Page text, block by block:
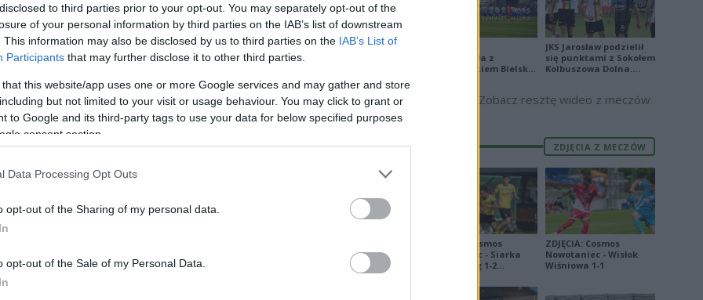
to third parties prior to your opt-out. You may separately opt-out of the
of your personal information by third parties on the IAB’s list of downstream
This information may also be disclosed by us to third parties on the IAB’s List of
Participants that may further disclose it to other third parties.
that this website/app uses one or more Google services and may gather and store
but not limited to your visit or usage behaviour. You may click to grant or
to Google and its third-party tags to use your data for below specified purposes
consent section.
Data Processing Opt Outs
opt-out of the Sharing of my personal data.
opt-out of the Sale of my Personal Data.
16 32 9 5 2 43-16
16 10 2 44-26
16 30 9 3
15 16 5 1 9 33-57
16 13 3 4 9 29-48
remis porażka
35-8
zremisowała z
Podbeskidziem Bielsko-
JKS Jarosław podzielił
się punktami z Sokołem
Kolbuszowa Dolna.
Zobacz resztę wideo z meczów
ZDJĘCIA Z MECZÓW
ZDJĘCIA: Cosmos
Nowotaniec - Siarka
Tarnobrzeg 1-2
ZDJĘCIA: Cosmos
Nowotaniec - Wisłok
Wiśniowa 1-1